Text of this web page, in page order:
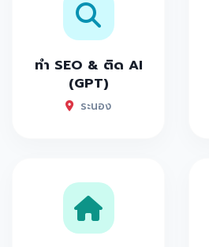
ทำ SEO & ติด AI
(GPT)
ระนอง